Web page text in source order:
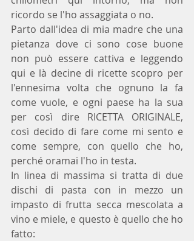
ricordo se l'ho assaggiata o no.
Parto dall'idea di mia madre che una
pietanza dove ci sono cose buone
non può essere cattiva e leggendo
qui e là decine di ricette scopro per
l'ennesima volta che ognuno la fa
come vuole, e ogni paese ha la sua
per così dire RICETTA ORIGINALE,
così decido di fare come mi sento e
come sempre, con quello che ho,
perché oramai l'ho in testa.
In linea di massima si tratta di due
dischi di pasta con in mezzo un
impasto di frutta secca mescolata a
vino e miele, e questo è quello che ho
fatto: